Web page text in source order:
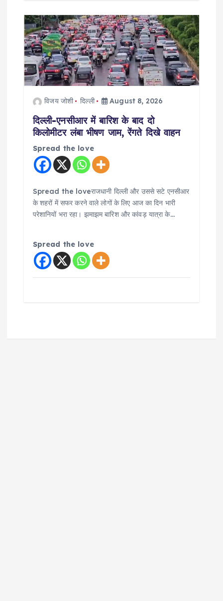
विजय जोशी दिल्ली August 8, 2026
दिल्ली-एनसीआर में बारिश के बाद दो
किलोमीटर लंबा भीषण जाम, रेंगते दिखे वाहन
Spread the love
Spread the loveराजधानी दिल्ली और उससे सटे एनसीआर
के शहरों में सफर करने वाले लोगों के लिए आज का दिन भारी
परेशानियों भरा रहा। झमाझम बारिश और कांवड़ यात्रा के…
Spread the love